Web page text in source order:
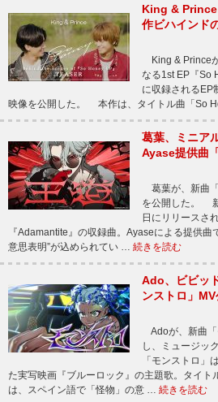
King & Prince
作ビハインド
King & Prince
なる1st EP『So
に収録されるEP
映像を公開した。 本作は、タイトル曲「So
葛葉、ミニア
Ayase提供曲
葛葉が、新曲
を公開した。
日にリリースさ
『Adamantite』の収録曲。Ayaseによる提供曲
意思表明”が込められてい … 続きを読む
Ado、ビビッ
ンストロ」MV
Adoが、新曲「
し、ミュージッ
「モンストロ」
た実写映画『ブルーロック』の主題歌。タイト
は、スペイン語で「怪物」の意 … 続きを読む